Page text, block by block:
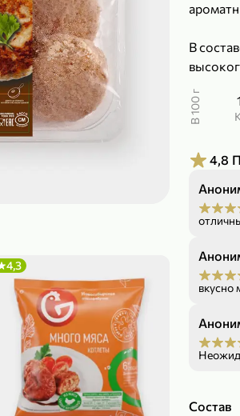
4,3
В
В 100 г
4,8
вкусно
Состав
4,9
В корзину